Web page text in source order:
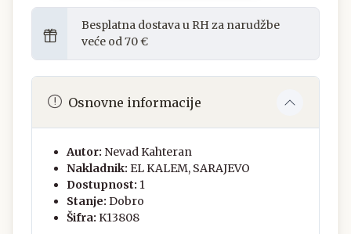
Besplatna dostava u RH za narudžbe
veće od 70 €
Osnovne informacije
Autor: Nevad Kahteran
Nakladnik: EL KALEM, SARAJEVO
Dostupnost: 1
Stanje: Dobro
Šifra: K13808